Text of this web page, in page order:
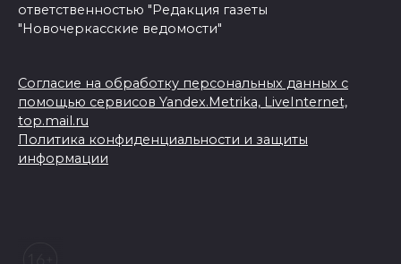
ответственностью "Редакция газеты
"Новочеркасские ведомости"
Согласие на обработку персональных данных с
помощью сервисов Yandex.Metrika, LiveInternet,
top.mail.ru
Политика конфиденциальности и защиты
информации